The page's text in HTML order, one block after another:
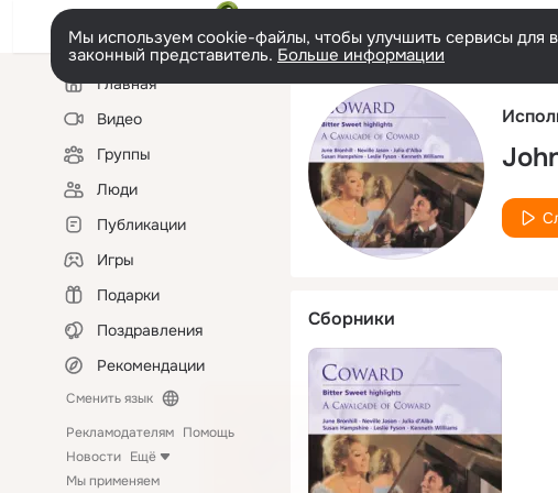
Мы используем cookie-файлы, чтобы улучшить сервисы для
законный представитель. Больше информации
Левая
колонкаГлавная
Видео
Группы
Люди
Публикации
Игры
Подарки
Поздравления
Рекомендации
Сменить язык
Рекламодателям Помощь
Новости Ещё
Мы применяем
Сборники